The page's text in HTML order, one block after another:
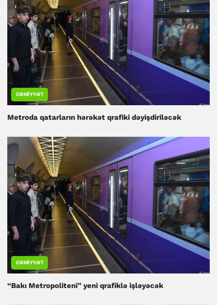
CƏMIYYƏT
Metroda qatarların hərəkət qrafiki dəyişdiriləcək
CƏMIYYƏT
“Bakı Metropoliteni” yeni qrafiklə işləyəcək